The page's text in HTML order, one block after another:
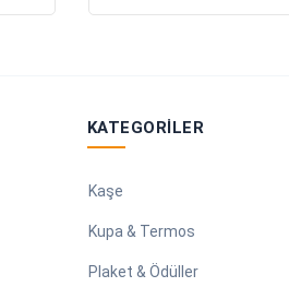
KATEGORILER
Kaşe
Kupa & Termos
Plaket & Ödüller